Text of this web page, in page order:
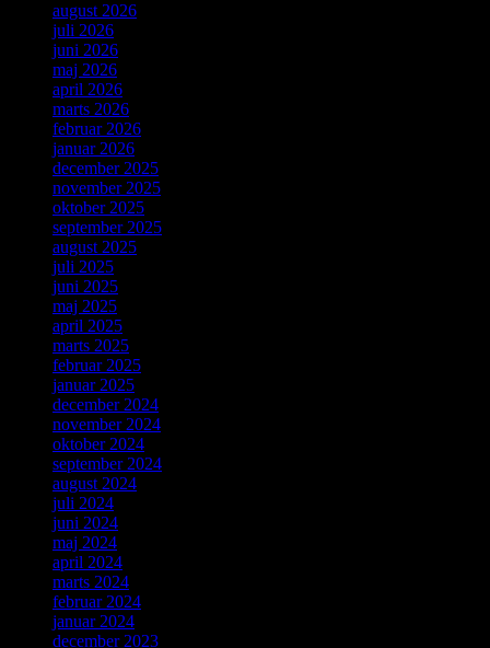
august 2026
juli 2026
juni 2026
maj 2026
april 2026
marts 2026
februar 2026
januar 2026
december 2025
november 2025
oktober 2025
september 2025
august 2025
juli 2025
juni 2025
maj 2025
april 2025
marts 2025
februar 2025
januar 2025
december 2024
november 2024
oktober 2024
september 2024
august 2024
juli 2024
juni 2024
maj 2024
april 2024
marts 2024
februar 2024
januar 2024
december 2023